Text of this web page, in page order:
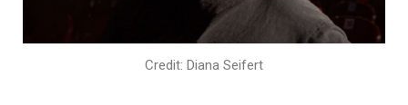
Credit: Diana Seifert